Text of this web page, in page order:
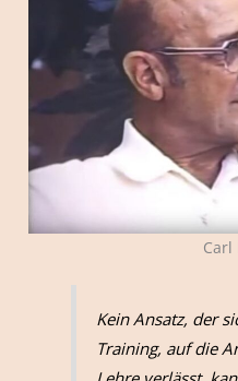
Carl
Kein Ansatz, der
Training, auf die